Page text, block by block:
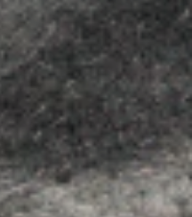
·
DE PRIVACIDAD